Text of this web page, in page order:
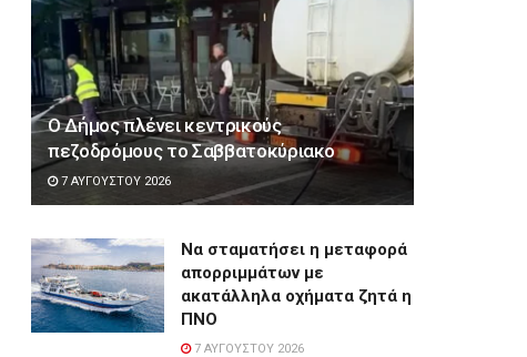
Ο Δήμος πλένει κεντρικούς
πεζοδρόμους το Σαββατοκύριακο
7 ΑΥΓΟΎΣΤΟΥ 2026
Να σταματήσει η μεταφορά
απορριμμάτων με
ακατάλληλα οχήματα ζητά η
ΠΝΟ
7 ΑΥΓΟΎΣΤΟΥ 2026